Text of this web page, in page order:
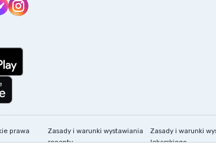
prawa
Zasady i warunki wystawiania
recepty
Zasady i warunki
lekarskiego